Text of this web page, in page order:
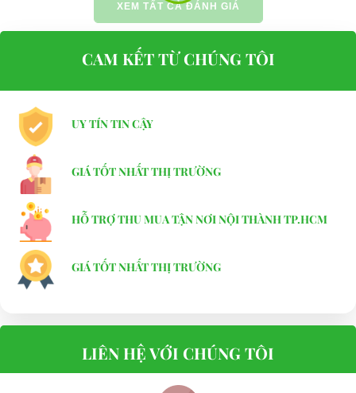
XEM TẤT CẢ ĐÁNH GIÁ
CAM KẾT TỪ CHÚNG TÔI
UY TÍN TIN CẬY
GIÁ TỐT NHẤT THỊ TRƯỜNG
HỖ TRỢ THU MUA TẬN NƠI NỘI THÀNH TP.HCM
GIÁ TỐT NHẤT THỊ TRƯỜNG
LIÊN HỆ VỚI CHÚNG TÔI